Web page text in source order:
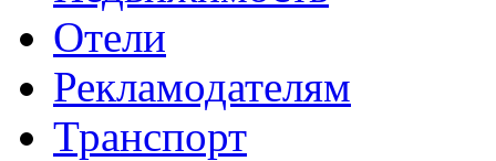
Отели
Рекламодателям
Транспорт